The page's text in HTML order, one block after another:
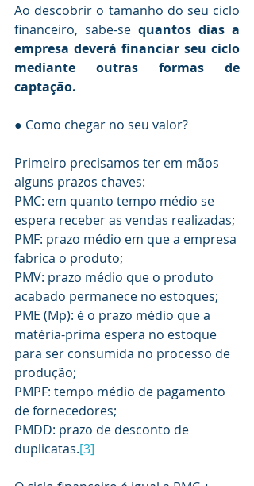
Ao descobrir o tamanho do seu ciclo
financeiro, sabe-se quantos dias a
empresa deverá financiar seu ciclo
mediante outras formas de
captação.
● Como chegar no seu valor?
Primeiro precisamos ter em mãos
alguns prazos chaves:
PMC: em quanto tempo médio se
espera receber as vendas realizadas;
PMF: prazo médio em que a empresa
fabrica o produto;
PMV: prazo médio que o produto
acabado permanece no estoques;
PME (Mp): é o prazo médio que a
matéria-prima espera no estoque
para ser consumida no processo de
produção;
PMPF: tempo médio de pagamento
de fornecedores;
PMDD: prazo de desconto de
duplicatas.[3]